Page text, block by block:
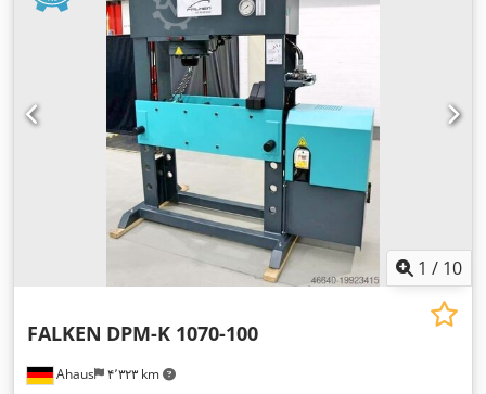
1 / 10
Ahaus ۴٬۳۲۳ km
FALKEN DPM-K 1070-100